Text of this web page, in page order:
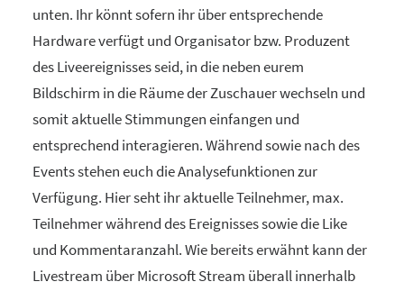
unten. Ihr könnt sofern ihr über entsprechende
Hardware verfügt und Organisator bzw. Produzent
des Liveereignisses seid, in die neben eurem
Bildschirm in die Räume der Zuschauer wechseln und
somit aktuelle Stimmungen einfangen und
entsprechend interagieren. Während sowie nach des
Events stehen euch die Analysefunktionen zur
Verfügung. Hier seht ihr aktuelle Teilnehmer, max.
Teilnehmer während des Ereignisses sowie die Like
und Kommentaranzahl. Wie bereits erwähnt kann der
Livestream über Microsoft Stream überall innerhalb